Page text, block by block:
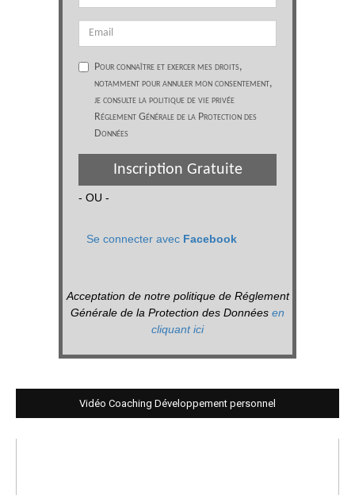
Pour connaître et exercer mes droits,
notamment pour annuler mon consentement,
je consulte la politique de vie privée
Réglement Générale de la Protection des
Données
Inscription Gratuite
- OU -
Se connecter avec Facebook
Acceptation de notre politique de Réglement
Générale de la Protection des Données en
cliquant ici
Vidéo Coaching Développement personnel